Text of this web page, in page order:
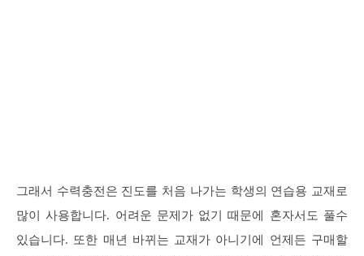
그래서 수력충전은 진도를 처음 나가는 학생의 연습용 교재로
많이 사용합니다. 어려운 문제가 없기 때문에 혼자서도 풀수
있습니다. 또한 매년 바뀌는 교재가 아니기에 언제든 구매할